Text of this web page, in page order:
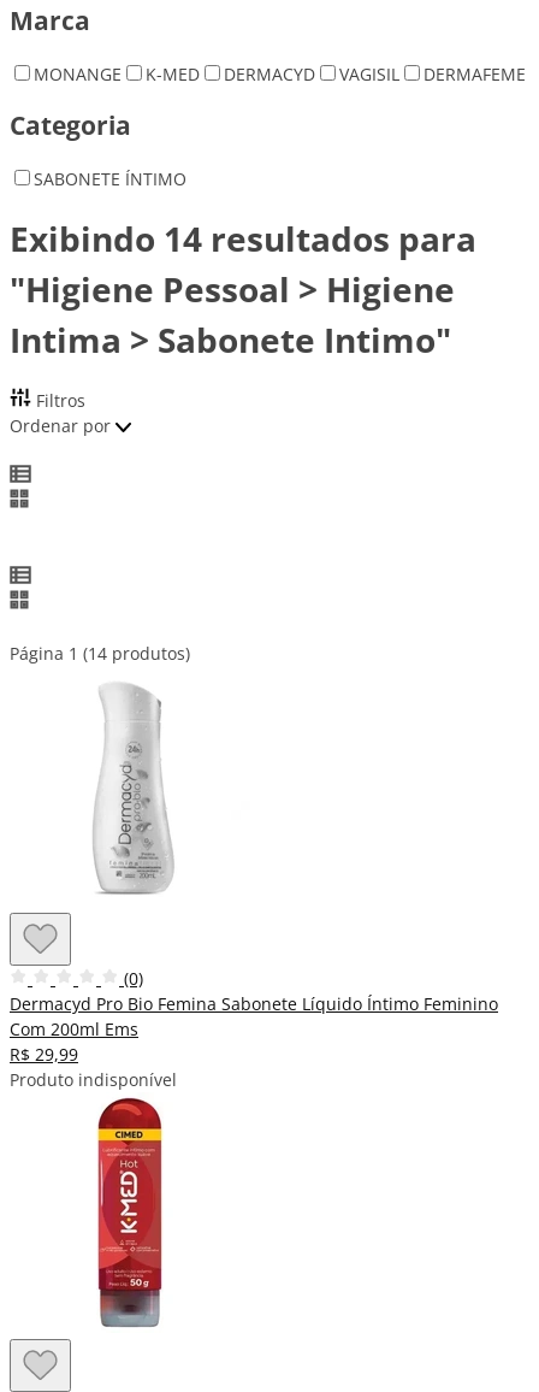
Marca
MONANGE K-MED DERMACYD VAGISIL DERMAFEME
Categoria
SABONETE ÍNTIMO
Exibindo 14 resultados para
"Higiene Pessoal > Higiene
Intima > Sabonete Intimo"
Filtros
Ordenar por
Página 1 (14 produtos)
(0)
Dermacyd Pro Bio Femina Sabonete Líquido Íntimo Feminino
Com 200ml Ems
R$ 29,99
Produto indisponível